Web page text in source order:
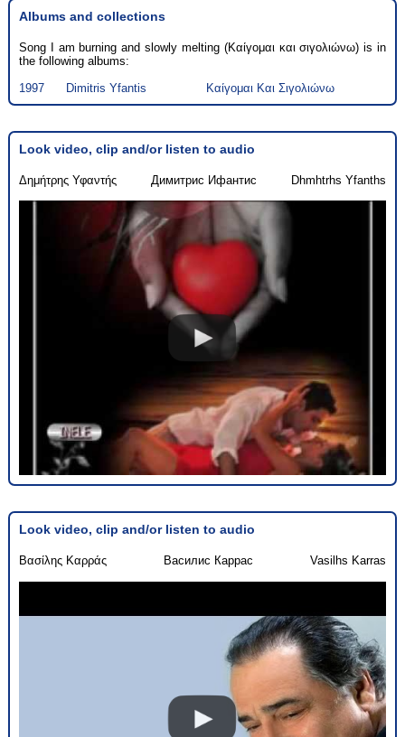
Albums and collections
Song I am burning and slowly melting (Καίγομαι και σιγολιώνω) is in
the following albums:
1997
Dimitris Yfantis Καίγομαι Και Σιγολιώνω
Look video, clip and/or listen to audio
Δημήτρης Υφαντής Димитрис Ифантис Dhmhtrhs Yfanths
Look video, clip and/or listen to audio
Βασίλης Καρράς Василис Каррас Vasilhs Karras